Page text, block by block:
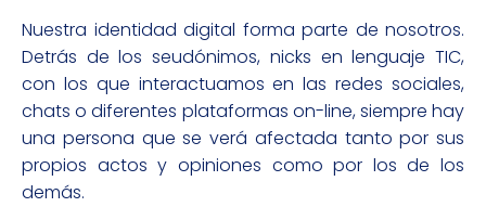
Nuestra identidad digital forma parte de nosotros.
Detrás de los seudónimos, nicks en lenguaje TIC,
con los que interactuamos en las redes sociales,
chats o diferentes plataformas on-line, siempre hay
una persona que se verá afectada tanto por sus
propios actos y opiniones como por los de los
demás.